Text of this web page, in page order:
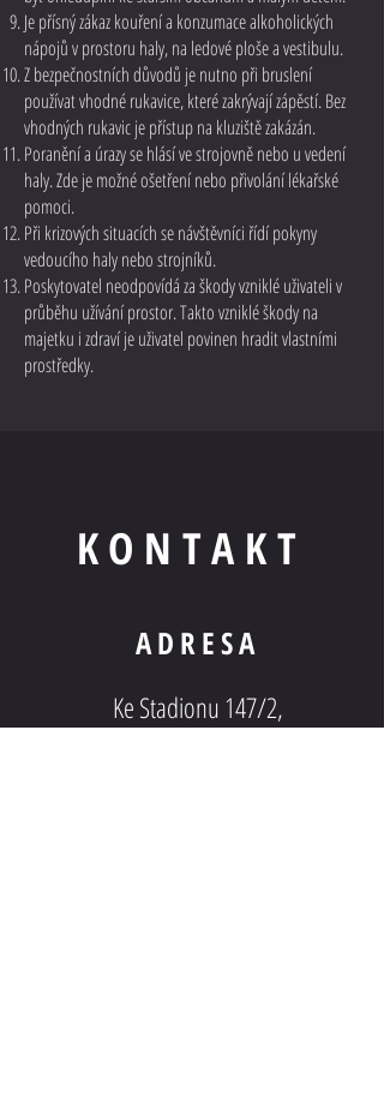
Je přísný zákaz kouření a konzumace alkoholických
nápojů v prostoru haly, na ledové ploše a vestibulu.
Z bezpečnostních důvodů je nutno při bruslení
používat vhodné rukavice, které zakrývají zápěstí. Bez
vhodných rukavic je přístup na kluziště zakázán.
Poranění a úrazy se hlásí ve strojovně nebo u vedení
haly. Zde je možné ošetření nebo přivolání lékařské
pomoci.
Při krizových situacích se návštěvníci řídí pokyny
vedoucího haly nebo strojníků.
Poskytovatel neodpovídá za škody vzniklé uživateli v
průběhu užívání prostor. Takto vzniklé škody na
majetku i zdraví je uživatel povinen hradit vlastními
prostředky.
KONTAKT
ADRESA
Ke Stadionu 147/2,